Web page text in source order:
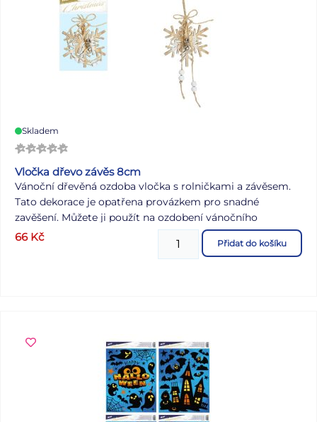
Skladem
Vločka dřevo závěs 8cm
Vánoční dřevěná ozdoba vločka s rolničkami a závěsem.
Tato dekorace je opatřena provázkem pro snadné
zavěšení. Můžete ji použít na ozdobení vánočního
stromečku, zavěsit na dveře, okno a zkrášlit tak Vaše
bydlení. Velikost: 80 mm Dodáváme v sáčku se závěsem.
66 Kč Přidat do košíku